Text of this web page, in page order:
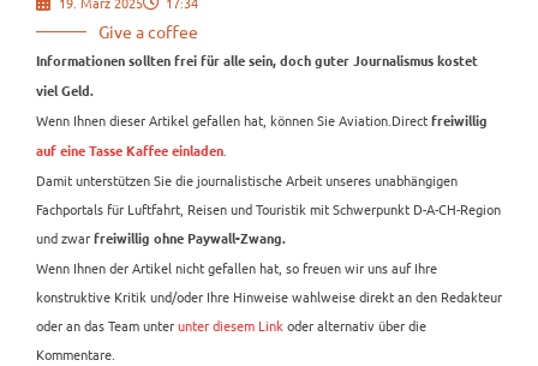
Give a coffee
Informationen sollten frei für alle sein, doch guter Journalismus kostet
viel Geld.
Wenn Ihnen dieser Artikel gefallen hat, können Sie Aviation.Direct freiwillig
auf eine Tasse Kaffee einladen.
Damit unterstützen Sie die journalistische Arbeit unseres unabhängigen
Fachportals für Luftfahrt, Reisen und Touristik mit Schwerpunkt D-A-CH-Region
und zwar freiwillig ohne Paywall-Zwang.
Wenn Ihnen der Artikel nicht gefallen hat, so freuen wir uns auf Ihre
konstruktive Kritik und/oder Ihre Hinweise wahlweise direkt an den Redakteur
oder an das Team unterunter diesem Linkoder alternativ über die
Kommentare.